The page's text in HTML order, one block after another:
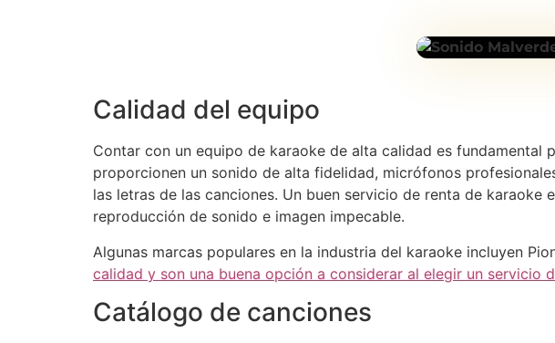
Calidad del equipo
Contar con un equipo de karaoke de alta calidad es
proporcionen un sonido de alta fidelidad, micrófonos
las letras de las canciones. Un buen servicio de renta de
reproducción de sonido e imagen impecable.
Algunas marcas populares en la industria del karaoke incluyen
calidad y son una buena opción a considerar al elegir un servicio
Catálogo de canciones